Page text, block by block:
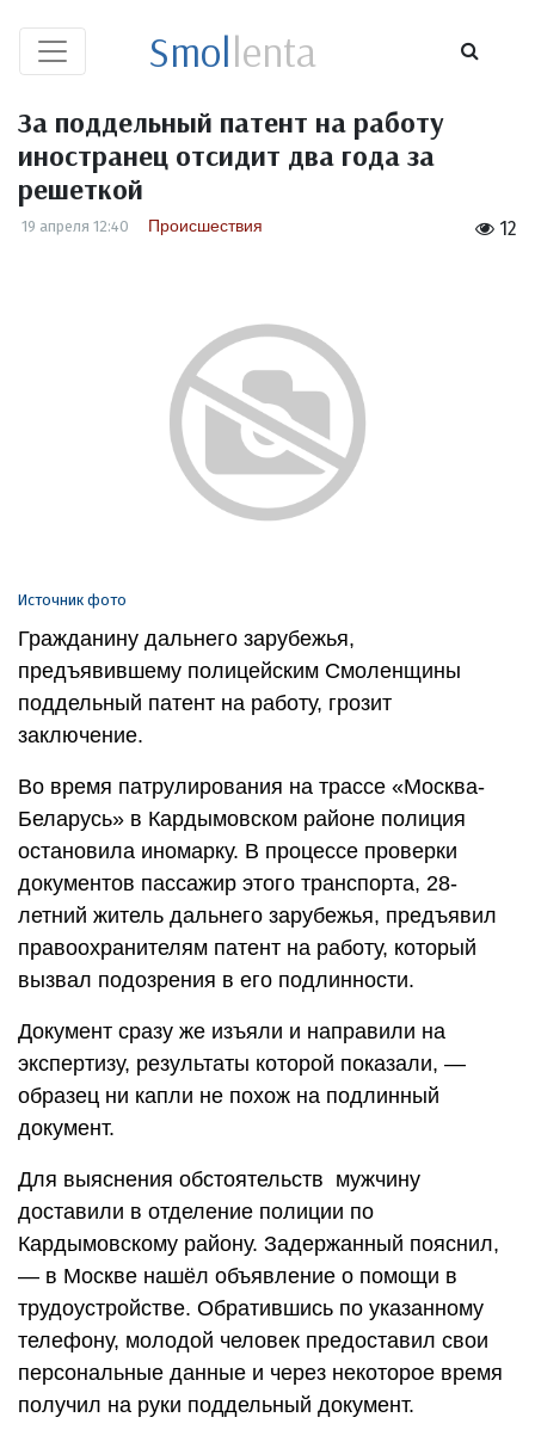
Smollenta
За поддельный патент на работу
иностранец отсидит два года за
решеткой
12
19 апреля 12:40 Происшествия
Источник фото
Гражданину дальнего зарубежья,
предъявившему полицейским Смоленщины
поддельный патент на работу, грозит
заключение.
Во время патрулирования на трассе «Москва-
Беларусь» в Кардымовском районе полиция
остановила иномарку. В процессе проверки
документов пассажир этого транспорта, 28-
летний житель дальнего зарубежья, предъявил
правоохранителям патент на работу, который
вызвал подозрения в его подлинности.
Документ сразу же изъяли и направили на
экспертизу, результаты которой показали, —
образец ни капли не похож на подлинный
документ.
Для выяснения обстоятельств мужчину
доставили в отделение полиции по
Кардымовскому району. Задержанный пояснил,
— в Москве нашёл объявление о помощи в
трудоустройстве. Обратившись по указанному
телефону, молодой человек предоставил свои
персональные данные и через некоторое время
получил на руки поддельный документ.